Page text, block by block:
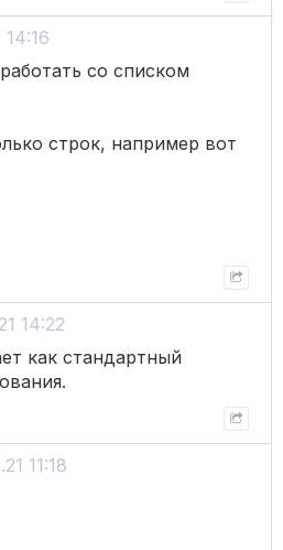
14:16
со списком
строк, например вот
14:22
как стандартный
11:18